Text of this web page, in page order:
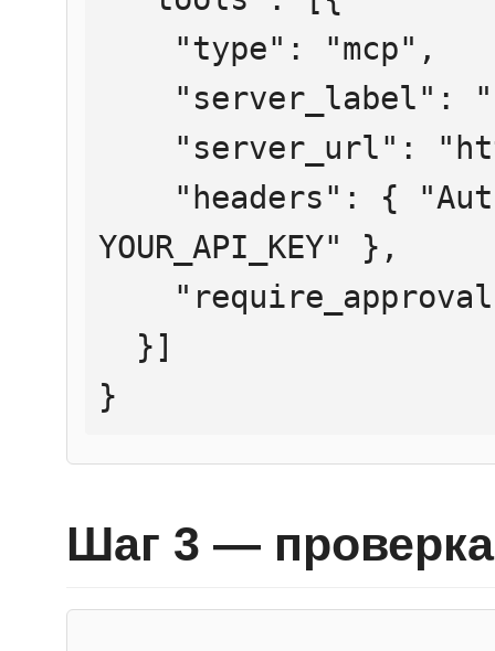
YOUR_API_KEY" },
}
Шаг 3 — проверка